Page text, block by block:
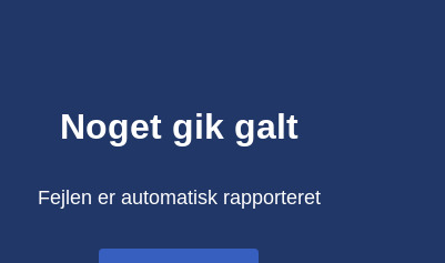
Noget gik galt
Fejlen er automatisk rapporteret